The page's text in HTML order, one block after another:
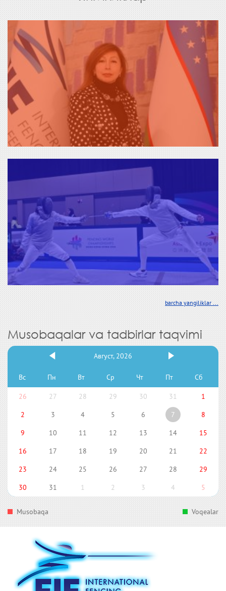
barcha yangiliklar ...
Musobaqalar va tadbirlar taqvimi
Август, 2026
Вс Пн Вт Ср Чт Пт Сб
26 27 28 29 30 31
1
2
3 4 5 6 7
8
9
10 11 12 13 14
15
16
17 18 19 20 21
22
23
24 25 26 27 28
29
30
31 1 2 3 4 5
Musobaqa Voqealar